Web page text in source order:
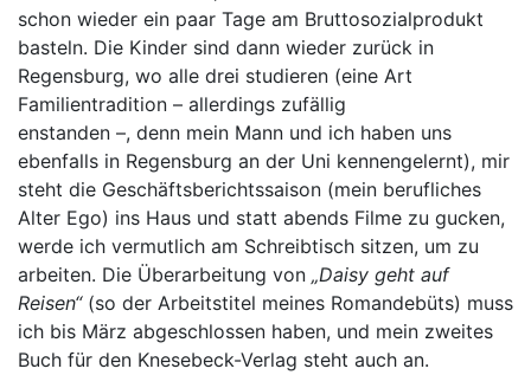
schon wieder ein paar Tage am Bruttosozialprodukt
basteln. Die Kinder sind dann wieder zurück in
Regensburg, wo alle drei studieren (eine Art
Familientradition – allerdings zufällig
enstanden –, denn mein Mann und ich haben uns
ebenfalls in Regensburg an der Uni kennengelernt), mir
steht die Geschäftsberichtssaison (mein berufliches
Alter Ego) ins Haus und statt abends Filme zu gucken,
werde ich vermutlich am Schreibtisch sitzen, um zu
arbeiten. Die Überarbeitung von „Daisy geht auf
Reisen“(so der Arbeitstitel meines Romandebüts) muss
ich bis März abgeschlossen haben, und mein zweites
Buch für den Knesebeck-Verlag steht auch an.